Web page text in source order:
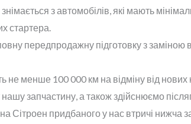
з автомобілів, які мають
стартера.
передпродажну підготовку з заміною
не менше 100 000 км на відміну від нових
запчастину, а також здійснюємо
Сітроен придбаного у нас втричі нижча